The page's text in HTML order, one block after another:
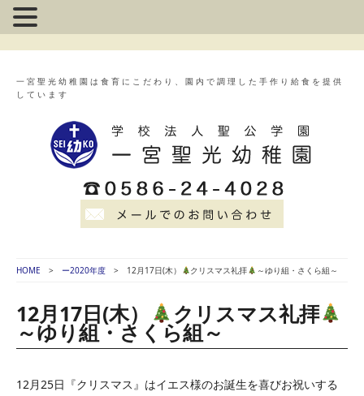
一宮聖光幼稚園は食育にこだわり、園内で調理した手作り給食を提供
しています
HOME ー2020年度 12月17日(木） クリスマス礼拝 ～ゆり組・さくら組～
12月17日(木） クリスマス礼拝
～ゆり組・さくら組～
12月25日『クリスマス』はイエス様のお誕生を喜びお祝いする